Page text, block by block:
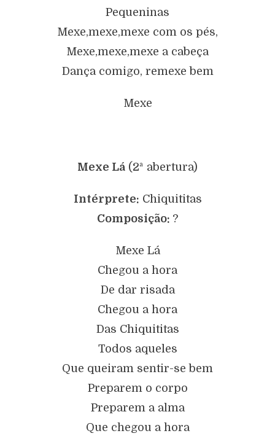
Pequeninas
Mexe,mexe,mexe com os pés,
Mexe,mexe,mexe a cabeça
Dança comigo, remexe bem
Mexe
Mexe Lá (2ª abertura)
Intérprete: Chiquititas
Composição: ?
Mexe Lá
Chegou a hora
De dar risada
Chegou a hora
Das Chiquititas
Todos aqueles
Que queiram sentir-se bem
Preparem o corpo
Preparem a alma
Que chegou a hora